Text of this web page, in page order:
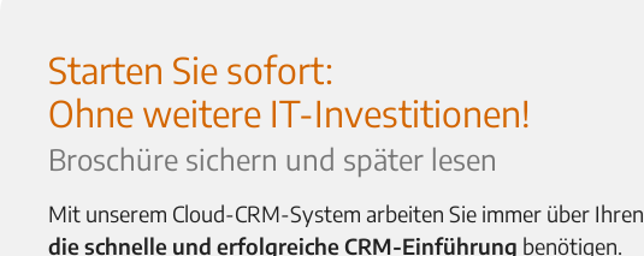
Starten Sie sofort:
Ohne weitere IT-Investitionen!
Broschüre sichern und später lesen
Mit unserem Cloud-CRM-System arbeiten Sie immer über Ihren
die schnelle und erfolgreiche CRM-Einführung benötigen.